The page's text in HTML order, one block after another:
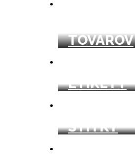
TOVAROV
ETIKETY
ŠTÍTKY